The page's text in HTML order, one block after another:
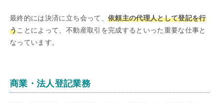
最終的には決済に立ち会って、 依頼主の代理人として登記を行
うことによって、不動産取引を完成するといった重要な仕事と
なっています。
商業・法人登記業務